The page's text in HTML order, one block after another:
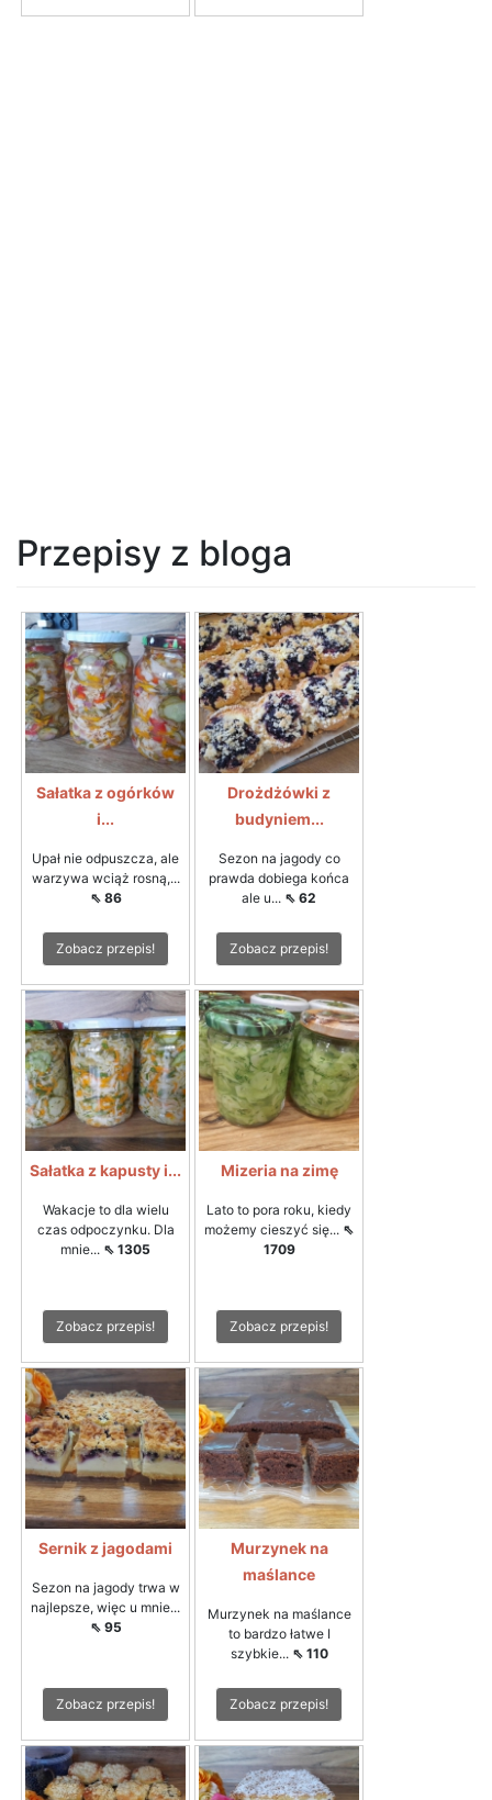
Przepisy z bloga
Sałatka z ogórków
i...
Upał nie odpuszcza, ale
warzywa wciąż rosną,...
⇖ 86
Zobacz przepis!
Drożdżówki z
budyniem...
Sezon na jagody co
prawda dobiega końca
ale u... ⇖ 62
Zobacz przepis!
Sałatka z kapusty i...
Wakacje to dla wielu
czas odpoczynku. Dla
mnie... ⇖ 1305
Zobacz przepis!
Mizeria na zimę
Lato to pora roku, kiedy
możemy cieszyć się... ⇖
1709
Zobacz przepis!
Sernik z jagodami
Sezon na jagody trwa w
najlepsze, więc u mnie...
⇖ 95
Zobacz przepis!
Murzynek na
maślance
Murzynek na maślance
to bardzo łatwe I
szybkie... ⇖ 110
Zobacz przepis!